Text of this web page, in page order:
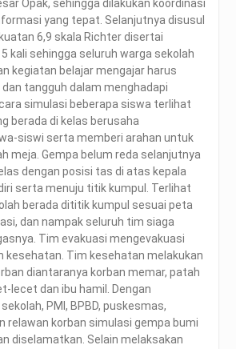
Opak, sehingga dilakukan koordinasi
yang tepat. Selanjutnya disusul
6,9 skala Richter disertai
kali sehingga seluruh warga sekolah
kegiatan belajar mengajar harus
tangguh dalam menghadapi
simulasi beberapa siswa terlihat
berada di kelas berusaha
siswi serta memberi arahan untuk
meja. Gempa belum reda selanjutnya
dengan posisi tas di atas kepala
serta menuju titik kumpul. Terlihat
berada dititik kumpul sesuai peta
dan nampak seluruh tim siaga
Tim evakuasi mengevakuasi
kesehatan. Tim kesehatan melakukan
diantaranya korban memar, patah
lecet dan ibu hamil. Dengan
PMI, BPBD, puskesmas,
relawan korban simulasi gempa bumi
diselamatkan. Selain melaksakan